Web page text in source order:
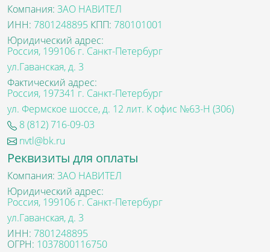
Компания: ЗАО НАВИТЕЛ
ИНН: 7801248895 КПП: 780101001
Юридический адрес:
Россия, 199106 г. Санкт-Петербург
ул.Гаванская, д. 3
Фактический адрес:
Россия, 197341 г. Санкт-Петербург
ул. Фермское шоссе, д. 12 лит. К офис №63-Н (306)
8 (812) 716-09-03
nvtl@bk.ru
Реквизиты для оплаты
Компания: ЗАО НАВИТЕЛ
Юридический адрес:
Россия, 199106 г. Санкт-Петербург
ул.Гаванская, д. 3
ИНН: 7801248895
ОГРН: 1037800116750